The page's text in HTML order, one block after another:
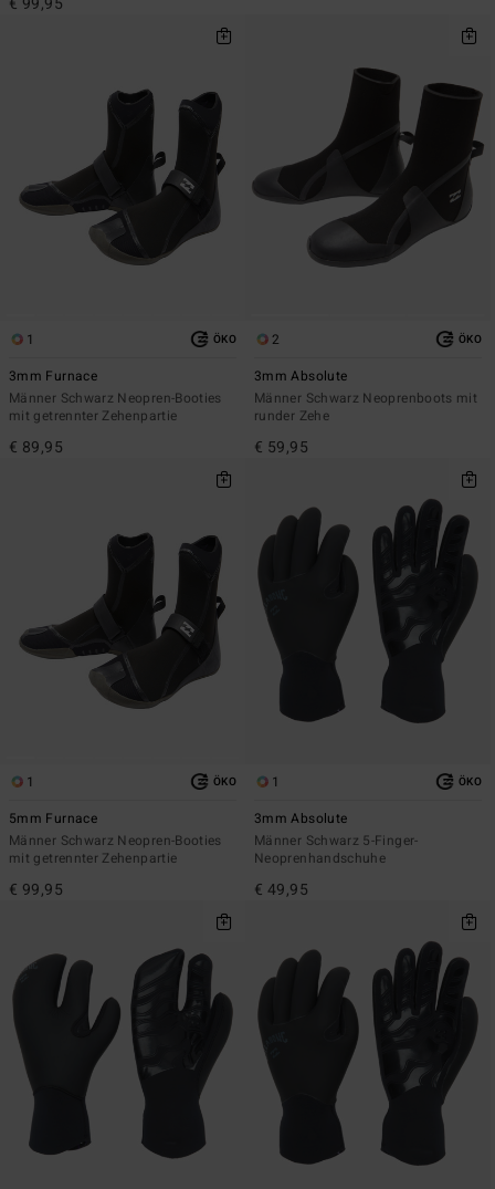
1 ÖKO
3mm Furnace
Männer Schwarz Neopren-Booties
mit getrennter Zehenpartie
€ 89,95
2 ÖKO
3mm Absolute
Männer Schwarz Neoprenboots mit
runder Zehe
€ 59,95
1 ÖKO
5mm Furnace
Männer Schwarz Neopren-Booties
mit getrennter Zehenpartie
€ 99,95
1 ÖKO
3mm Absolute
Männer Schwarz 5-Finger-
Neoprenhandschuhe
€ 49,95